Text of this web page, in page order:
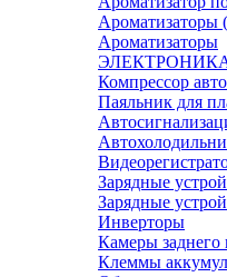
Ароматизаторы
Ароматизаторы
Компрессор
Паяльник для
Зарядные
Зарядные
Инверторы
Камеры заднего
Клеммы